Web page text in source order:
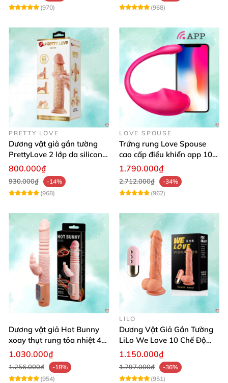
(970)
(968)
PRETTY LOVE
Dương vật giả gắn tường
PrettyLove 2 lớp da silicon
mềm mịn không rung
800.000₫
930.000₫
-14%
(968)
LOVE SPOUSE
Trứng rung Love Spouse
cao cấp điều khiển app 10
chế độ rung cực khoái toàn
1.790.000₫
2.712.000₫
-34%
(962)
Dương vật giả Hot Bunny
xoay thụt rung tỏa nhiệt 48
độ
1.030.000₫
1.256.000₫
-18%
(954)
LILO
Dương Vật Giả Gắn Tường
LiLo We Love 10 Chế Độ
Rung Nhiệt
1.150.000₫
1.797.000₫
-36%
(951)